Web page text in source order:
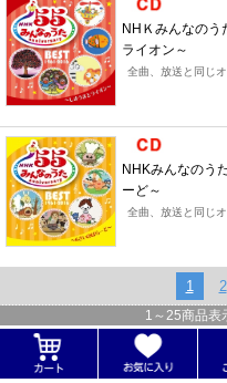
NHＫみんなのう
ライオン～
全曲、放送と同じ
NHKみんなのう
ーど～
全曲、放送と同じ
1 2
1 ～ 25商品表